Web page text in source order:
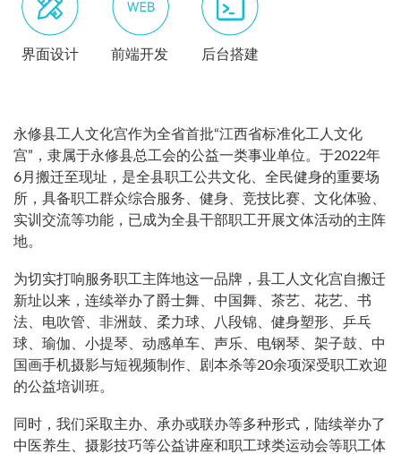
界面设计 前端开发 后台搭建
永修县工人文化宫作为全省首批“江西省标准化工人文化
宫”，隶属于永修县总工会的公益一类事业单位。于2022年
6月搬迁至现址，是全县职工公共文化、全民健身的重要场
所，具备职工群众综合服务、健身、竞技比赛、文化体验、
实训交流等功能，已成为全县干部职工开展文体活动的主阵
地。
为切实打响服务职工主阵地这一品牌，县工人文化宫自搬迁
新址以来，连续举办了爵士舞、中国舞、茶艺、花艺、书
法、电吹管、非洲鼓、柔力球、八段锦、健身塑形、乒乓
球、瑜伽、小提琴、动感单车、声乐、电钢琴、架子鼓、中
国画手机摄影与短视频制作、剧本杀等20余项深受职工欢迎
的公益培训班。
同时，我们采取主办、承办或联办等多种形式，陆续举办了
中医养生、摄影技巧等公益讲座和职工球类运动会等职工体